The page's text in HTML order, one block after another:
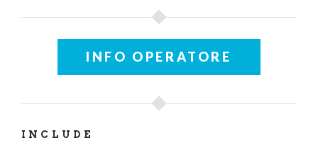
INFO OPERATORE
INCLUDE